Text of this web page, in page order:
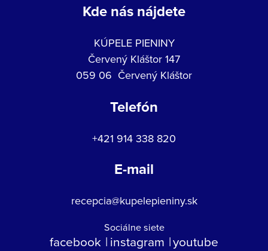
Kde nás nájdete
KÚPELE PIENINY
Červený Kláštor 147
059 06 Červený Kláštor
Telefón
+421 914 338 820
E-mail
recepcia@kupelepieniny.sk
Sociálne siete
facebook instagram youtube